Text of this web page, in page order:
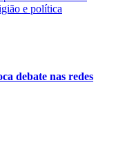
debate nas redes